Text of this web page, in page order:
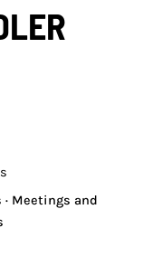
Meetings and